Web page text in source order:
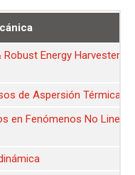
Energy Harvesters
de Aspersión Térmica
en Fenómenos No